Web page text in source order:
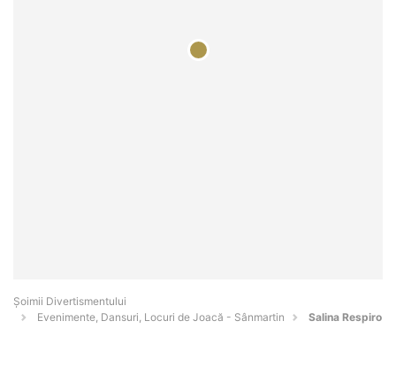
Şoimii Divertismentului
Evenimente, Dansuri, Locuri de Joacă - Sânmartin
Salina Respiro